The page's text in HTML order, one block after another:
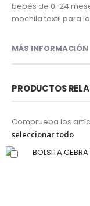
bebés de 0-24
mochila textil para
MÁS INFORMACIÓN
PRODUCTOS
Comprueba los
seleccionar todo